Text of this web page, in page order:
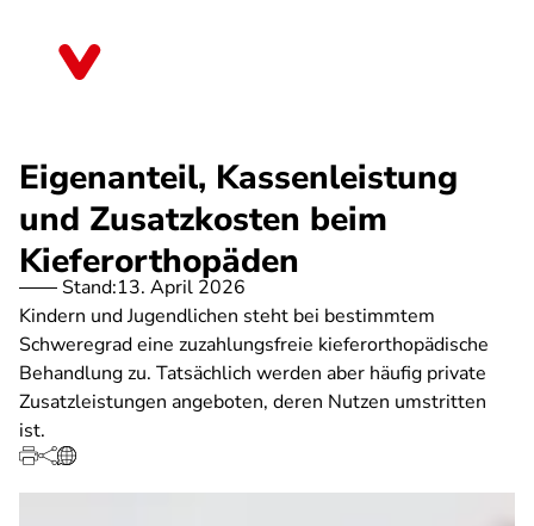
Eigenanteil, Kassenleistung
und Zusatzkosten beim
Kieferorthopäden
Stand:13. April 2026
Kindern und Jugendlichen steht bei bestimmtem
Schweregrad eine zuzahlungsfreie kieferorthopädische
Behandlung zu. Tatsächlich werden aber häufig private
Zusatzleistungen angeboten, deren Nutzen umstritten
ist.